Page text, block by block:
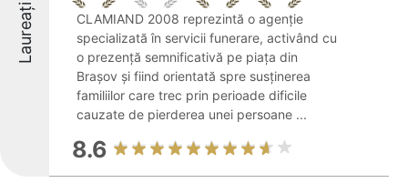
Laureați
CLAMIAND 2008 reprezintă o agenție
specializată în servicii funerare, activând cu
o prezență semnificativă pe piața din
Brașov și fiind orientată spre susținerea
familiilor care trec prin perioade dificile
cauzate de pierderea unei persoane ...
8.6